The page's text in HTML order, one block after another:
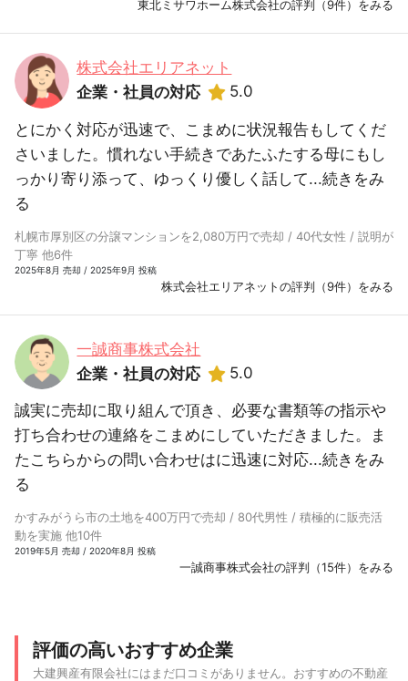
東北ミサワホーム株式会社の評判（9件）をみる
株式会社エリアネット
企業・社員の対応
5.0
とにかく対応が迅速で、こまめに状況報告もしてくだ
さいました。慣れない手続きであたふたする母にもし
っかり寄り添って、ゆっくり優しく話して...続きをみ
る
札幌市厚別区の分譲マンションを2,080万円で売却 / 40代女性 / 説明が
丁寧 他6件
2025年8月 売却 / 2025年9月 投稿
株式会社エリアネットの評判（9件）をみる
一誠商事株式会社
企業・社員の対応
5.0
誠実に売却に取り組んで頂き、必要な書類等の指示や
打ち合わせの連絡をこまめにしていただきました。ま
たこちらからの問い合わせはに迅速に対応...続きをみ
る
かすみがうら市の土地を400万円で売却 / 80代男性 / 積極的に販売活
動を実施 他10件
2019年5月 売却 / 2020年8月 投稿
一誠商事株式会社の評判（15件）をみる
評価の高いおすすめ企業
大建興産有限会社にはまだ口コミがありません。おすすめの不動産